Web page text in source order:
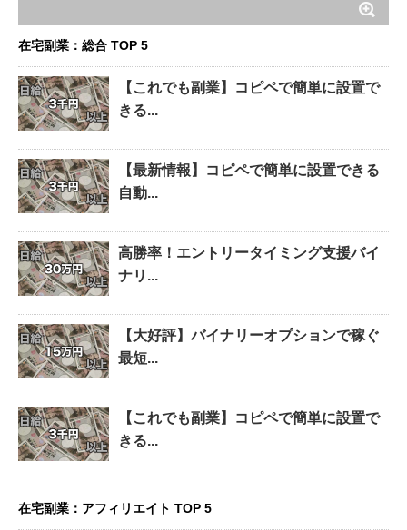
在宅副業：総合 TOP 5
【これでも副業】コピペで簡単に設置で
きる...
【最新情報】コピペで簡単に設置できる
自動...
高勝率！エントリータイミング支援バイ
ナリ...
【大好評】バイナリーオプションで稼ぐ
最短...
【これでも副業】コピペで簡単に設置で
きる...
在宅副業：アフィリエイト TOP 5